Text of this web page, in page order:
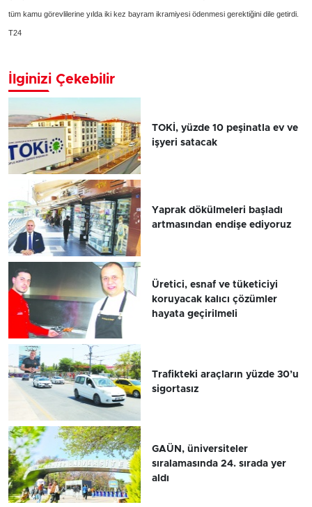
tüm kamu görevlilerine yılda iki kez bayram ikramiyesi ödenmesi gerektiğini dile getirdi.
T24
İlginizi Çekebilir
TOKİ, yüzde 10 peşinatla ev ve
işyeri satacak
Yaprak dökülmeleri başladı
artmasından endişe ediyoruz
Üretici, esnaf ve tüketiciyi
koruyacak kalıcı çözümler
hayata geçirilmeli
Trafikteki araçların yüzde 30’u
sigortasız
GAÜN, üniversiteler
sıralamasında 24. sırada yer
aldı